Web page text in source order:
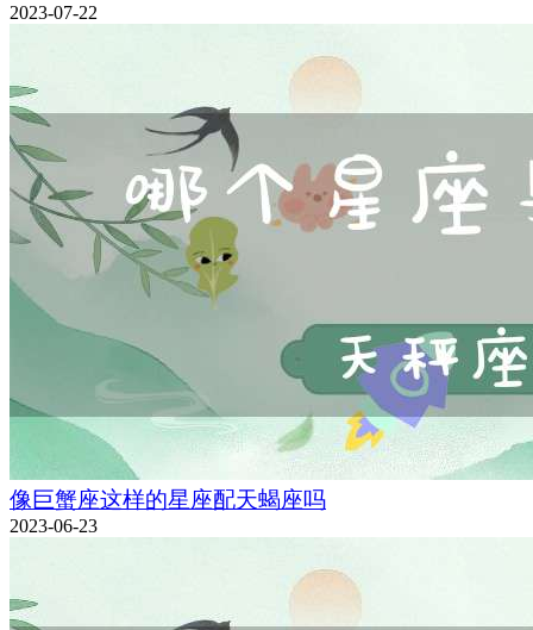
2023-07-22
像巨蟹座这样的星座配天蝎座吗
2023-06-23